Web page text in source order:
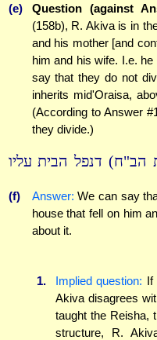
(e) Question (against
(158b), R. Akiva is in
and his mother [and
him and his wife. I.e.
say that they do not
inherits mid'Oraisa,
(According to Answer
they divide.)
הב"ח) דנפל הבית עליו
(f) Answer: We can say
house that fell on him
about it.
1. Implied question: If
Akiva disagrees
taught the Reisha,
structure, R.